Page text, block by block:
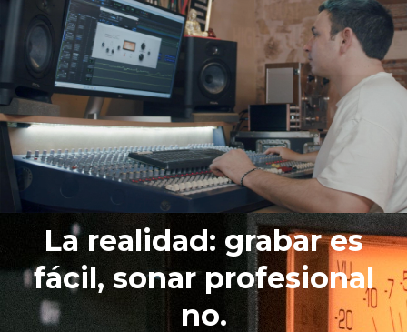
La realidad: grabar es
fácil, sonar profesional
no.